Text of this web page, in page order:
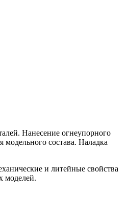
Нанесение огнеупорного
состава. Наладка
и литейные свойства
моделей.